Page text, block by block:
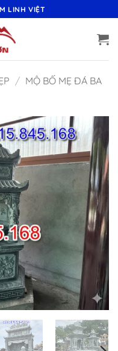
LINH VIỆT
/ MỘ BỐ MẸ ĐÁ BA